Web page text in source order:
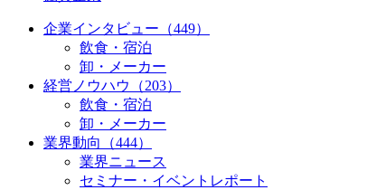
企業インタビュー（449）
飲食・宿泊
卸・メーカー
経営ノウハウ（203）
飲食・宿泊
卸・メーカー
業界動向（444）
業界ニュース
セミナー・イベントレポート